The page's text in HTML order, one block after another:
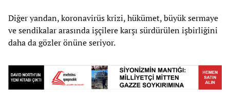
Diğer yandan, koronavirüs krizi, hükümet, büyük sermaye
ve sendikalar arasında işçilere karşı sürdürülen işbirliğini
daha da gözler önüne seriyor.